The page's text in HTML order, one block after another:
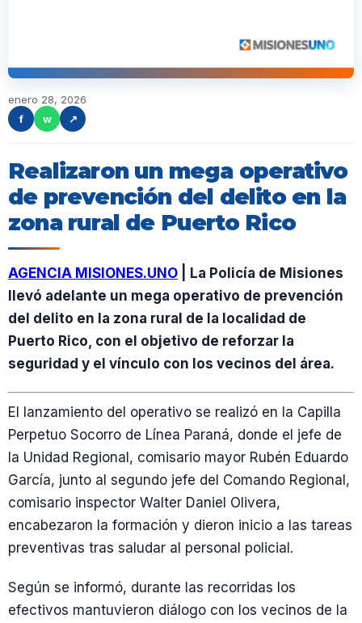
enero 28, 2026
f
w ↗
Realizaron un mega operativo
de prevención del delito en la
zona rural de Puerto Rico
AGENCIA MISIONES.UNO | La Policía de Misiones
llevó adelante un mega operativo de prevención
del delito en la zona rural de la localidad de
Puerto Rico, con el objetivo de reforzar la
seguridad y el vínculo con los vecinos del área.
El lanzamiento del operativo se realizó en la Capilla
Perpetuo Socorro de Línea Paraná, donde el jefe de
la Unidad Regional, comisario mayor Rubén Eduardo
García, junto al segundo jefe del Comando Regional,
comisario inspector Walter Daniel Olivera,
encabezaron la formación y dieron inicio a las tareas
preventivas tras saludar al personal policial.
Según se informó, durante las recorridas los
efectivos mantuvieron diálogo con los vecinos de la